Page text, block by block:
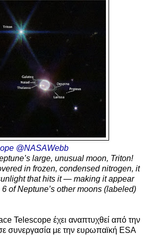
@NASAWebb
large, unusual moon, Triton!
in frozen, condensed nitrogen, it
that hits it — making it appear
of Neptune’s other moons (labeled)
Telescope έχει αναπτυχθεί από την
συνεργασία με την ευρωπαϊκή ESA